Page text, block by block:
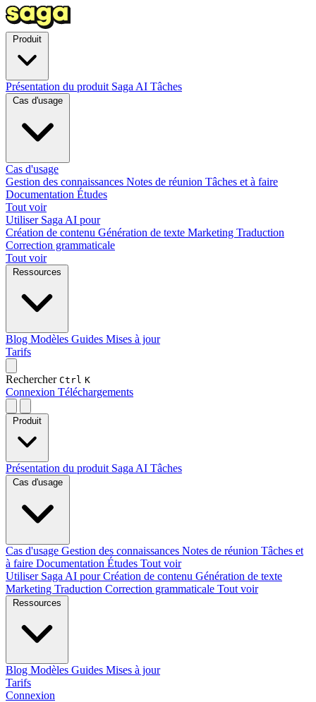
Présentation du produit Saga AI Tâches
Cas d'usage
Gestion des connaissances Notes de réunion Tâches et à faire
Documentation Études
Tout voir
Utiliser Saga AI pour
Création de contenu Génération de texte Marketing Traduction
Correction grammaticale
Tout voir
Blog Modèles Guides Mises à jour
Tarifs
Rechercher Ctrl K
Connexion Téléchargements
Présentation du produit Saga AI Tâches
Cas d'usage Gestion des connaissances Notes de réunion Tâches et
à faire Documentation Études Tout voir
Utiliser Saga AI pourCréation de contenu Génération de texte
Marketing Traduction Correction grammaticale Tout voir
Blog Modèles Guides Mises à jour
Tarifs
Connexion